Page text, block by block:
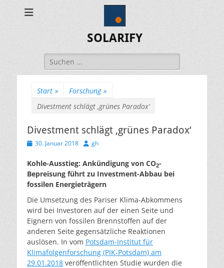
SOLARIFY
Suchen
nach:
Start » Forschung »
Divestment schlägt ‚grünes Paradox‘
Divestment schlägt ‚grünes Paradox‘
Veröffentlicht
30. Januar 2018 Autor
gh
Kohle-Ausstieg: Ankündigung von CO2-
Bepreisung führt zu Investment-Abbau bei
fossilen Energieträgern
Die Umsetzung des Pariser Klima-Abkommens
wird bei Investoren auf der einen Seite und
Eignern von fossilen Brennstoffen auf der
anderen Seite gegensätzliche Reaktionen
auslösen. In vom Potsdam-Institut für
Klimafolgenforschung (PIK-Potsdam) am
29.01.2018 veröffentlichten Studie wurden die